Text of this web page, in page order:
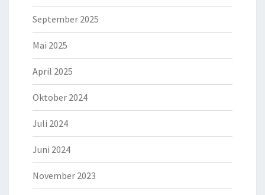
September 2025
Mai 2025
April 2025
Oktober 2024
Juli 2024
Juni 2024
November 2023